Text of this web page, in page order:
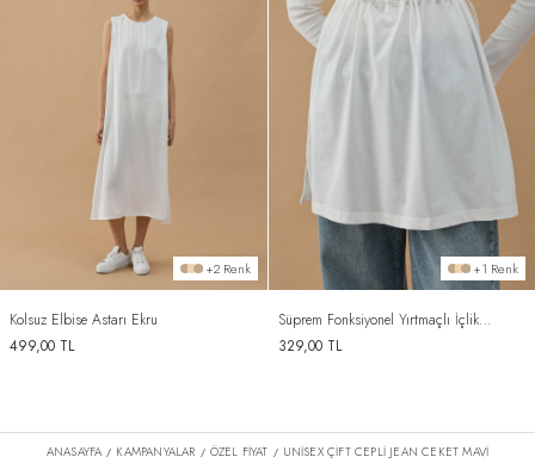
+2 Renk
Kolsuz Elbise Astarı Ekru
499,00 TL
+1 Renk
Süprem Fonksiyonel Yırtmaçlı İçlik
Etek Ekru
329,00TL
ANASAYFA / KAMPANYALAR / ÖZEL FİYAT / UNISEX ÇIFT CEPLI JEAN CEKET MAVI